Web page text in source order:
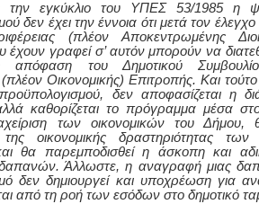
εγκύκλιο του ΥΠΕΣ 53/1985 η
δεν έχει την έννοια ότι μετά τον
(πλέον Αποκεντρωμένης
έχουν γραφεί σ’ αυτόν μπορούν να
απόφαση του Δημοτικού
Οικονομικής) Επιτροπής. Και τούτο
δεν αποφασίζεται η
καθορίζεται το πρόγραμμα μέσα
των οικονομικών του Δήμου,
της οικονομικής δραστηριότητας των
θα παρεμποδισθεί η άσκοπη και
Άλλωστε, η αναγραφή μιας
δεν δημιουργεί και υποχρέωση για
από τη ροή των εσόδων στο δημοτικό